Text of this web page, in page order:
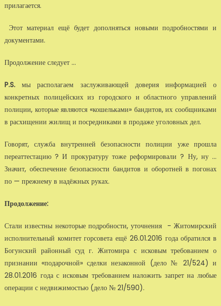
прилагается.
Этот материал ещё будет дополняться новыми подробностями и
документами.
Продолжение следует ...
P.S.мы располагаем заслуживающей доверия информацией о
конкретных полицейских из городского и областного управлений
полиции, которые являются «кошельками» бандитов, их сообщниками
в расхищении жилищ и посредниками в продаже уголовных дел.
Говорят, служба внутренней безопасности полиции уже прошла
переаттестацию ? И прокуратуру тоже реформировали ? Ну, ну …
Значит, обеспечение безопасности бандитов и оборотней в погонах
по — прежнему в надёжных руках.
Продолжение:
Стали известны некоторые подробности, уточнения - Житомирский
исполнительный комитет горсовета ещё 26.01.2016 года обратился в
Богунский районный суд г. Житомира с исковым требованием о
признании «подарочной» сделки незаконной (дело № 21/524) и
28.01.2016 года с исковым требованием наложить запрет на любые
операции с недвижимостью (дело № 21/590).